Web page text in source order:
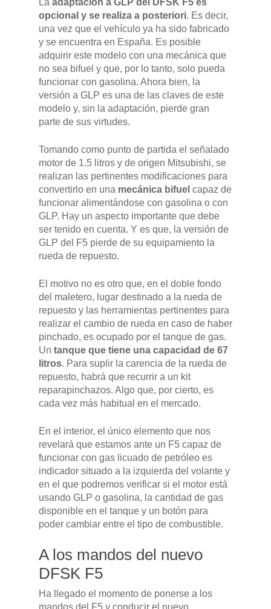
opcional y se realiza a posteriori. Es decir,
una vez que el vehículo ya ha sido fabricado
y se encuentra en España. Es posible
adquirir este modelo con una mecánica que
no sea bifuel y que, por lo tanto, solo pueda
funcionar con gasolina. Ahora bien, la
versión a GLP es una de las claves de este
modelo y, sin la adaptación, pierde gran
parte de sus virtudes.
Tomando como punto de partida el señalado
motor de 1.5 litros y de origen Mitsubishi, se
realizan las pertinentes modificaciones para
convertirlo en una mecánica bifuel capaz de
funcionar alimentándose con gasolina o con
GLP. Hay un aspecto importante que debe
ser tenido en cuenta. Y es que, la versión de
GLP del F5 pierde de su equipamiento la
rueda de repuesto.
El motivo no es otro que, en el doble fondo
del maletero, lugar destinado a la rueda de
repuesto y las herramientas pertinentes para
realizar el cambio de rueda en caso de haber
pinchado, es ocupado por el tanque de gas.
Un tanque que tiene una capacidad de 67
litros. Para suplir la carencia de la rueda de
repuesto, habrá que recurrir a un kit
reparapinchazos. Algo que, por cierto, es
cada vez más habitual en el mercado.
En el interior, el único elemento que nos
revelará que estamos ante un F5 capaz de
funcionar con gas licuado de petróleo es
indicador situado a la izquierda del volante y
en el que podremos verificar si el motor está
usando GLP o gasolina, la cantidad de gas
disponible en el tanque y un botón para
poder cambiar entre el tipo de combustible.
A los mandos del nuevo
DFSK F5
Ha llegado el momento de ponerse a los
mandos del F5 y conducir el nuevo